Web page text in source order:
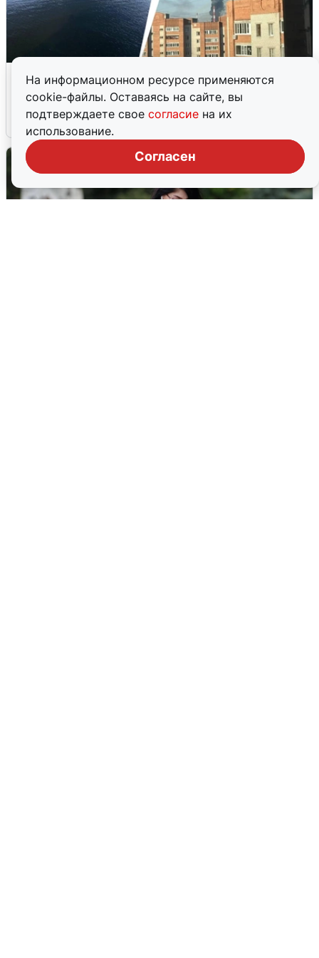
На информационном ресурсе применяются
cookie-файлы. Оставаясь на сайте, вы
подтверждаете свое согласие на их
использование.
Согласен
Ночная атака БПЛА на Ярославль:
попадания и последствия
6 августа 0